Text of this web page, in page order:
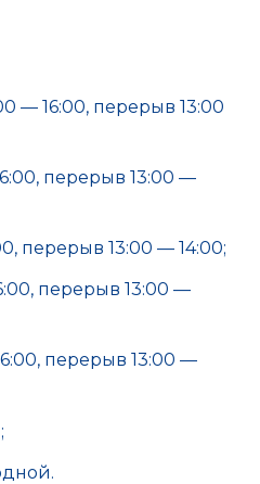
— 16:00, перерыв 13:00
перерыв 13:00 —
перерыв 13:00 — 14:00;
перерыв 13:00 —
перерыв 13:00 —